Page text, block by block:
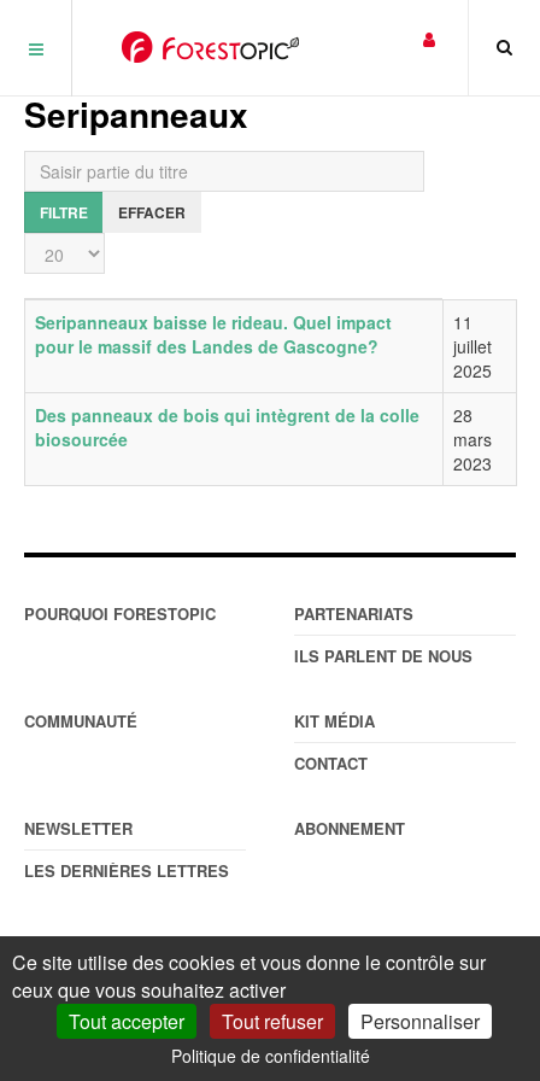
Seripanneaux
Saisir partie du titre
FILTRE EFFACER
Affichage #
Titre Date de publication
Seripanneaux baisse le rideau. Quel impact
pour le massif des Landes de Gascogne?
11
juillet
2025
Des panneaux de bois qui intègrent de la colle
biosourcée
28
mars
2023
POURQUOI FORESTOPIC
PARTENARIATS
ILS PARLENT DE NOUS
COMMUNAUTÉ
KIT MÉDIA
CONTACT
NEWSLETTER
LES DERNIÈRES LETTRES
ABONNEMENT
© ForestopicMentions légales. Reproduction interdite sans autorisation
écrite préalable.Gestionnaire de cookies
Ce site utilise des cookies et vous donne le contrôle sur
ceux que vous souhaitez activer
Tout accepter
Tout refuser Personnaliser
Politique de confidentialité